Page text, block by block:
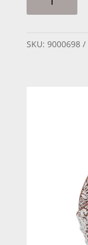
HOMBRE
3PG
SKU: 9000698